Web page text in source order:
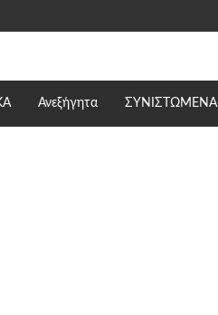
Ανεξήγητα ΣΥΝΙΣΤΩΜΕΝΑ